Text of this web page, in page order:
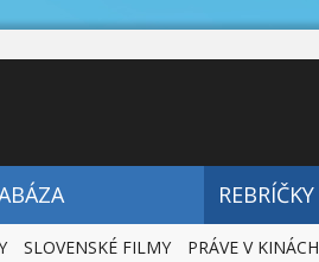
REBRÍČKY
SLOVENSKÉ FILMY PRÁVE V KINÁCH